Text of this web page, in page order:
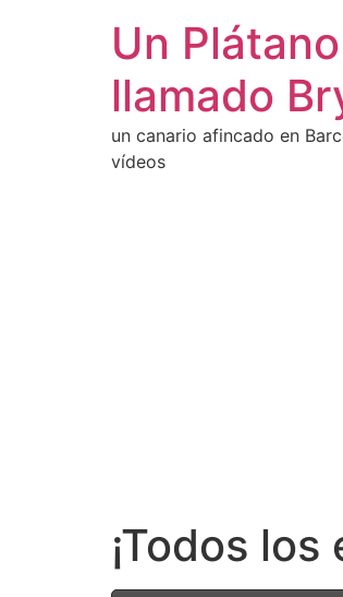
Un Plátano
llamado
un canario afincado en
vídeos
¡Todos